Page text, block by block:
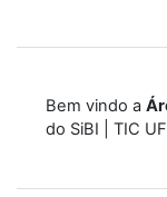
Bem vindo a
do SiBI | TIC